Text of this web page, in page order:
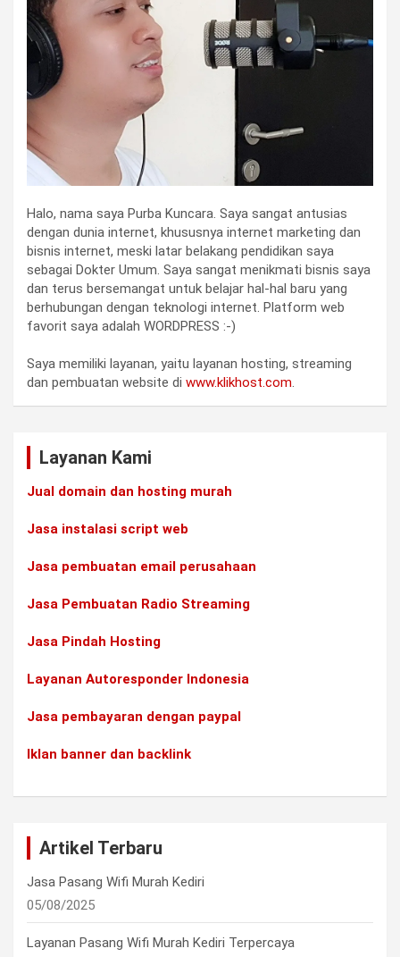
Halo, nama saya Purba Kuncara. Saya sangat antusias
dengan dunia internet, khususnya internet marketing dan
bisnis internet, meski latar belakang pendidikan saya
sebagai Dokter Umum. Saya sangat menikmati bisnis saya
dan terus bersemangat untuk belajar hal-hal baru yang
berhubungan dengan teknologi internet. Platform web
favorit saya adalah WORDPRESS :-)
Saya memiliki layanan, yaitu layanan hosting, streaming
dan pembuatan website di www.klikhost.com.
Layanan Kami
Jual domain dan hosting murah
Jasa instalasi script web
Jasa pembuatan email perusahaan
Jasa Pembuatan Radio Streaming
Jasa Pindah Hosting
Layanan Autoresponder Indonesia
Jasa pembayaran dengan paypal
Iklan banner dan backlink
Artikel Terbaru
Jasa Pasang Wifi Murah Kediri
05/08/2025
Layanan Pasang Wifi Murah Kediri Terpercaya